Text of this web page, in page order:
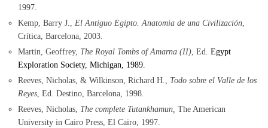
1997.
Kemp, Barry J., El Antiguo Egipto. Anatomia de una Civilización
Crítica, Barcelona, 2003.
Martin, Geoffrey, The Royal Tombs of Amarna (II) , Ed.Egypt
Exploration Society, Michigan, 1989.
Reeves, Nicholas, & Wilkinson, Richard H., Todo sobre el Valle de los
Reyes , Ed. Destino, Barcelona, 1998.
Reeves, Nicholas, The complete Tutankhamun, The American
University in Cairo Press, El Cairo, 1997.